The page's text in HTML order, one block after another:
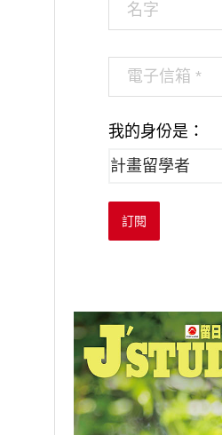
我的身份是：
訂閱